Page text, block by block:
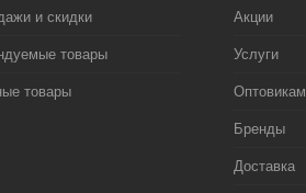
и скидки
товары
товары
Акции
Услуги
Оптовикам
Бренды
Доставка